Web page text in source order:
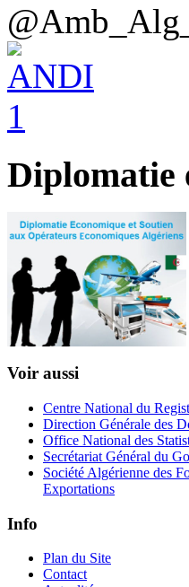
Diplomatie
Voir aussi
Centre National du
Direction Générale des
Office National des
Secrétariat Général du
Société Algérienne des
Exportations
Info
Plan du Site
Contact